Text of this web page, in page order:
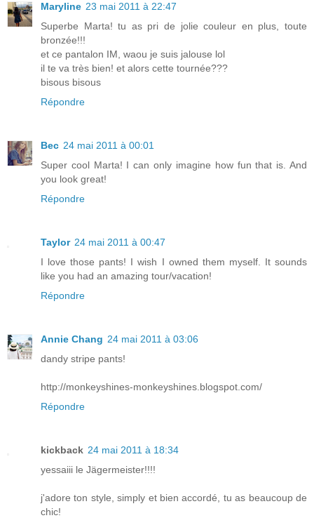
Maryline 23 mai 2011 à 22:47
Superbe Marta! tu as pri de jolie couleur en plus, toute
bronzée!!!
et ce pantalon IM, waou je suis jalouse lol
il te va très bien! et alors cette tournée???
bisous bisous
Répondre
Bec 24 mai 2011 à 00:01
Super cool Marta! I can only imagine how fun that is. And
you look great!
Répondre
Taylor 24 mai 2011 à 00:47
I love those pants! I wish I owned them myself. It sounds
like you had an amazing tour/vacation!
Répondre
Annie Chang 24 mai 2011 à 03:06
dandy stripe pants!
http://monkeyshines-monkeyshines.blogspot.com/
Répondre
kickback 24 mai 2011 à 18:34
yessaiii le Jägermeister!!!!
j'adore ton style, simply et bien accordé, tu as beaucoup de
chic!